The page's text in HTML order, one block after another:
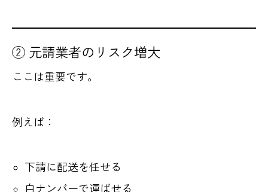
② 元請業者のリスク増大
ここは重要です。
例えば：
下請に配送を任せる
白ナンバーで運ばせる